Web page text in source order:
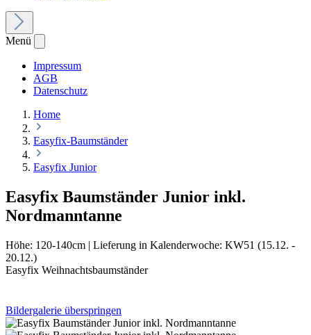
Menü
Impressum
AGB
Datenschutz
Home
Easyfix-Baumständer
Easyfix Junior
Easyfix Baumständer Junior inkl.
Nordmanntanne
Höhe: 120-140cm | Lieferung in Kalenderwoche: KW51 (15.12. -
20.12.)
Easyfix Weihnachtsbaumständer
Bildergalerie überspringen